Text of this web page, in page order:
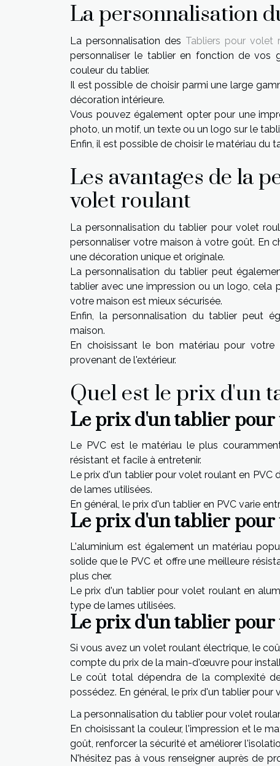
La personnalisation
La personnalisation des Tabliers pour volet
personnaliser le tablier en fonction de vos
couleur du tablier.
Il est possible de choisir parmi une large
décoration intérieure.
Vous pouvez également opter pour une
photo, un motif, un texte ou un logo sur le
Enfin, il est possible de choisir le matériau du
Les avantages de la
volet roulant
La personnalisation du tablier pour volet
personnaliser votre maison à votre goût. En
une décoration unique et originale.
La personnalisation du tablier peut
tablier avec une impression ou un logo, cela
votre maison est mieux sécurisée.
Enfin, la personnalisation du tablier peut
maison.
En choisissant le bon matériau pour
provenant de l'extérieur.
Quel est le prix d'un
Le prix d'un tablier pour
Le PVC est le matériau le plus
résistant et facile à entretenir.
Le prix d'un tablier pour volet roulant en
de lames utilisées.
En général, le prix d'un tablier en PVC varie
Le prix d'un tablier
L'aluminium est également un matériau
solide que le PVC et offre une meilleure
plus cher.
Le prix d'un tablier pour volet roulant en
type de lames utilisées.
Le prix d'un tablier
Si vous avez un volet roulant électrique, le
compte du prix de la main-d'œuvre pour
Le coût total dépendra de la complexité
possédez. En général, le prix d'un tablier
La personnalisation du tablier pour volet
En choisissant la couleur, l'impression et le
goût, renforcer la sécurité et améliorer
N'hésitez pas à vous renseigner auprès de